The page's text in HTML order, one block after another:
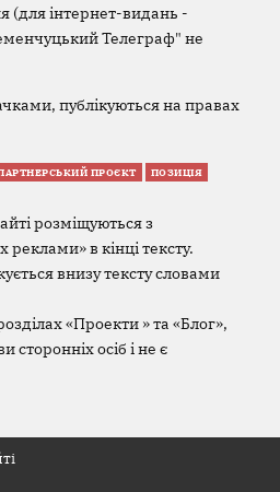
(для інтернет-видань -
Телеграф" не
публікуються на правах
ПРОЄКТ ПОЗИЦІЯ
розміщуються з
в кінці тексту.
внизу тексту словами
«Проекти » та «Блог»,
сторонніх осіб і не є